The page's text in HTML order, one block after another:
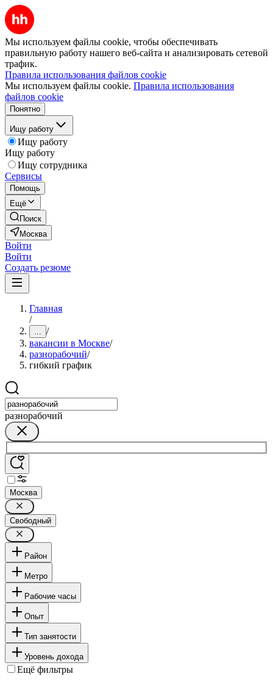
Мы используем файлы cookie, чтобы обеспечивать
правильную работу нашего веб-сайта и анализировать сетевой
трафик.
Правила использования файлов cookie
Мы используем файлы cookie. Правила использования
файлов cookie
Понятно
Ищу работу
Ищу работу
Ищу работу
Ищу сотрудника
Сервисы
Помощь
Ещё
Поиск
Москва
Войти
Войти
Создать резюме
Главная
/
... /
вакансии в Москве/
разнорабочий/
гибкий график
разнорабочий
Москва
Свободный
Район
Метро
Рабочие часы
Опыт
Тип занятости
Уровень дохода
Ещё фильтры